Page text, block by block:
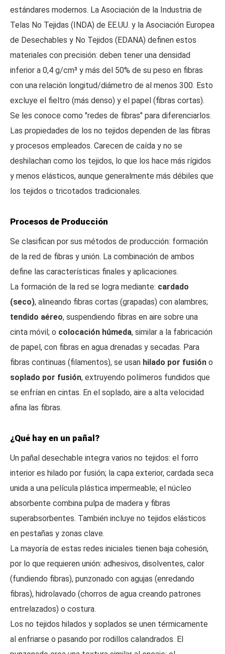
estándares modernos. La Asociación de la Industria de
Telas No Tejidas (INDA) de EE.UU. y la Asociación Europea
de Desechables y No Tejidos (EDANA) definen estos
materiales con precisión: deben tener una densidad
inferior a 0,4 g/cm³ y más del 50% de su peso en fibras
con una relación longitud/diámetro de al menos 300. Esto
excluye el fieltro (más denso) y el papel (fibras cortas).
Se les conoce como "redes de fibras" para diferenciarlos.
Las propiedades de los no tejidos dependen de las fibras
y procesos empleados. Carecen de caída y no se
deshilachan como los tejidos, lo que los hace más rígidos
y menos elásticos, aunque generalmente más débiles que
los tejidos o tricotados tradicionales.
Procesos de Producción
Se clasifican por sus métodos de producción: formación
de la red de fibras y unión. La combinación de ambos
define las características finales y aplicaciones.
La formación de la red se logra mediante: cardado
(seco), alineando fibras cortas (grapadas) con alambres;
tendido aéreo, suspendiendo fibras en aire sobre una
cinta móvil; o colocación húmeda, similar a la fabricación
de papel, con fibras en agua drenadas y secadas. Para
fibras continuas (filamentos), se usan hilado por fusión o
soplado por fusión, extruyendo polímeros fundidos que
se enfrían en cintas. En el soplado, aire a alta velocidad
afina las fibras.
¿Qué hay en un pañal?
Un pañal desechable integra varios no tejidos: el forro
interior es hilado por fusión; la capa exterior, cardada seca
unida a una película plástica impermeable; el núcleo
absorbente combina pulpa de madera y fibras
superabsorbentes. También incluye no tejidos elásticos
en pestañas y zonas clave.
La mayoría de estas redes iniciales tienen baja cohesión,
por lo que requieren unión: adhesivos, disolventes, calor
(fundiendo fibras), punzonado con agujas (enredando
fibras), hidrolavado (chorros de agua creando patrones
entrelazados) o costura.
Los no tejidos hilados y soplados se unen térmicamente
al enfriarse o pasando por rodillos calandrados. El